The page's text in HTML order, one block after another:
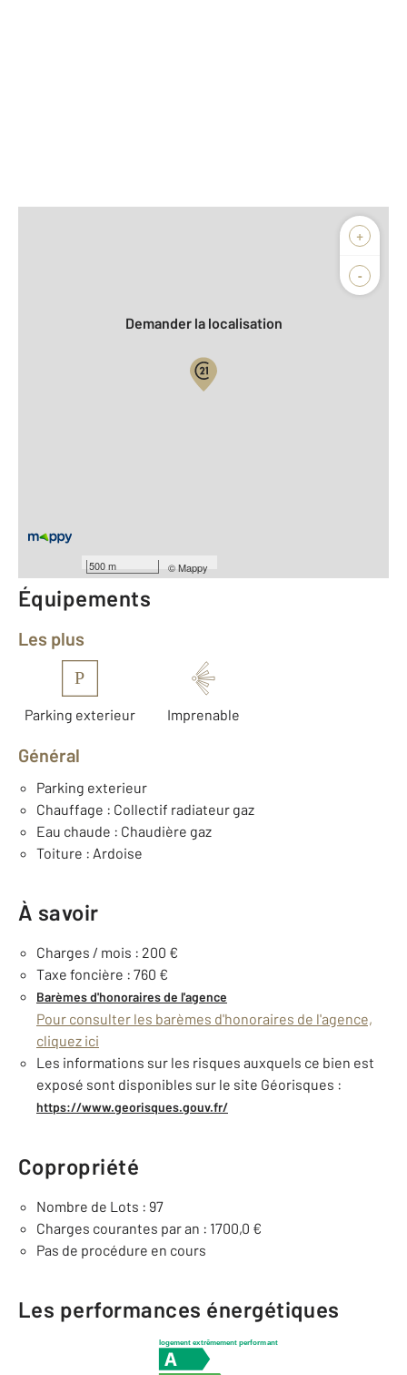
+
-
500 m ©Mappy
Biens vendus
Demander la localisation
Type de construction : Colombages
Équipements
Les plus
P
Parking exterieur Imprenable
Général
Parking exterieur
Chauffage : Collectif radiateur gaz
Eau chaude : Chaudière gaz
Toiture : Ardoise
À savoir
Charges / mois : 200 €
Taxe foncière : 760 €
Barèmes d'honoraires de l'agence
Pour consulter les barèmes d'honoraires de l'agence,
cliquez ici
Les informations sur les risques auxquels ce bien est
exposé sont disponibles sur le site Géorisques :
https://www.georisques.gouv.fr/
Copropriété
Nombre de Lots : 97
Charges courantes par an : 1700,0 €
Pas de procédure en cours
Les performances énergétiques
logement extrêmement performant